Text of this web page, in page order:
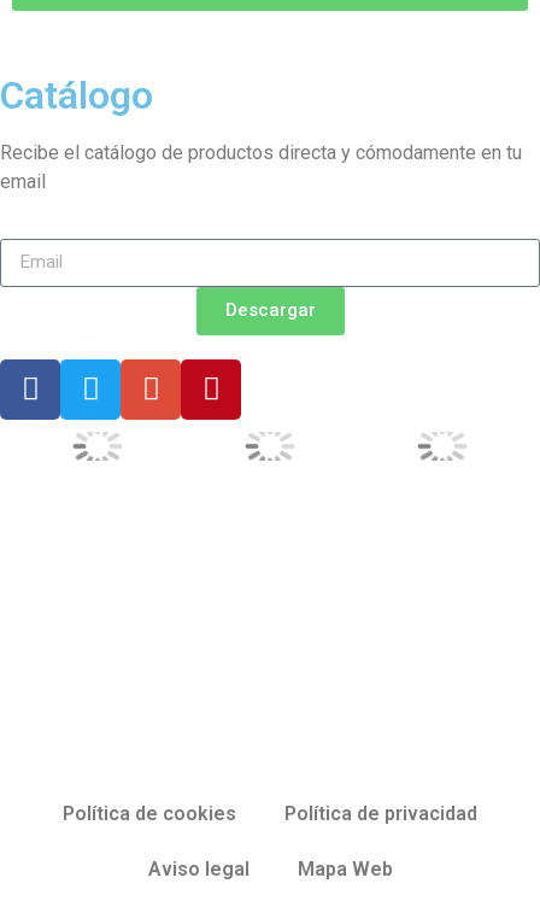
Catálogo
Recibe el catálogo de productos directa y cómodamente en tu
email
Descargar
Política de cookies Política de privacidad
Aviso legal Mapa Web